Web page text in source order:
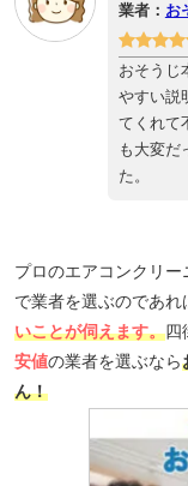
業者： お
おそうじ
やすい説
てくれて
も大変だ
た。
プロのエアコンクリ
で業者を選ぶのであれ
いことが伺えます。四
安値の業者を選ぶなら
ん！